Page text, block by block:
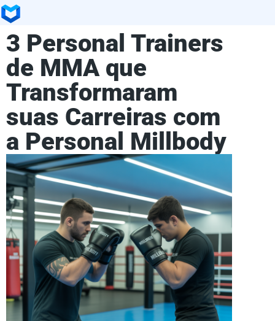
3 Personal Trainers
de MMA que
Transformaram
suas Carreiras com
a Personal Millbody